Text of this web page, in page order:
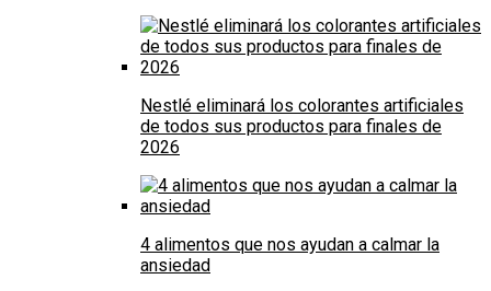
Nestlé eliminará los colorantes artificiales
de todos sus productos para finales de
2026
4 alimentos que nos ayudan a calmar la
ansiedad